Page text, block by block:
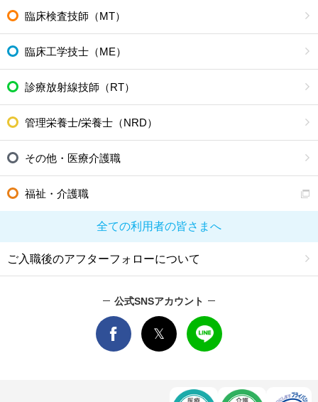
臨床検査技師（MT）
臨床工学技士（ME）
診療放射線技師（RT）
管理栄養士/栄養士（NRD）
その他・医療介護職
福祉・介護職
全ての利用者の皆さまへ
ご入職後のアフターフォローについて
公式SNSアカウント